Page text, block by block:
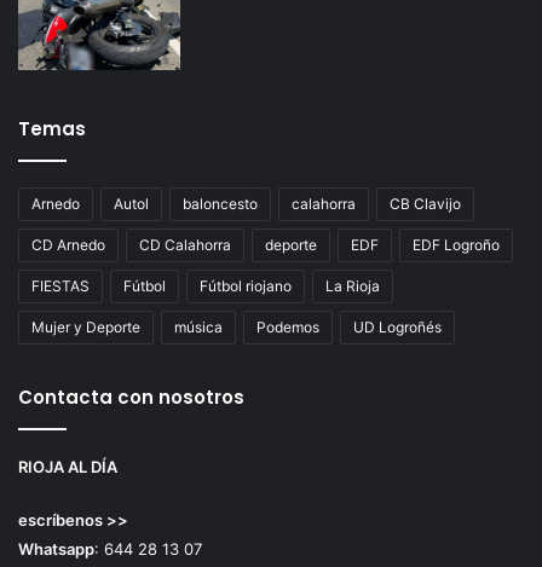
Temas
Arnedo Autol baloncesto calahorra CB Clavijo
CD Arnedo CD Calahorra deporte EDF EDF Logroño
FIESTAS Fútbol Fútbol riojano La Rioja
Mujer y Deporte música Podemos UD Logroñés
Contacta con nosotros
RIOJA AL DÍA
escríbenos >>
Whatsapp: 644 28 13 07